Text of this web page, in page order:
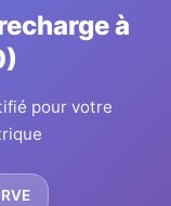
à
pour votre